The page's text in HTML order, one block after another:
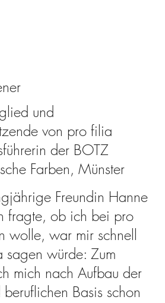
und
von pro filia
der BOTZ
Farben, Münster
Freundin Hanne
fragte, ob ich bei pro
wolle, war mir schnell
sagen würde: Zum
mich nach Aufbau der
Basis schon